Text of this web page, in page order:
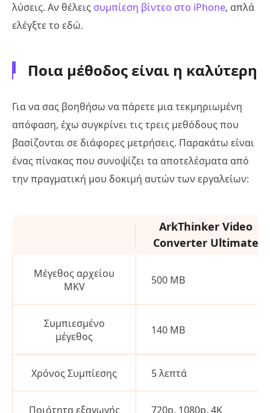
λύσεις. Αν θέλεις συμπίεση βίντεο στο iPhone, απλά
ελέγξτε το εδώ.
Ποια μέθοδος είναι η καλύτερη
Για να σας βοηθήσω να πάρετε μια τεκμηριωμένη
απόφαση, έχω συγκρίνει τις τρεις μεθόδους που
βασίζονται σε διάφορες μετρήσεις. Παρακάτω είναι
ένας πίνακας που συνοψίζει τα αποτελέσματα από
την πραγματική μου δοκιμή αυτών των εργαλείων:
ArkThinker Video
Converter Ultimate
Μέγεθος αρχείου
MKV
500 MB
Συμπιεσμένο
μέγεθος
140 MB
Χρόνος Συμπίεσης 5 λεπτά
Ποιότητα εξαγωγής 720p, 1080p, 4K